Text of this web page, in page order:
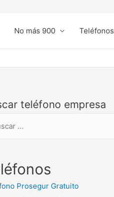
No más 900 Teléfonos
teléfono empresa
Prosegur Gratuito